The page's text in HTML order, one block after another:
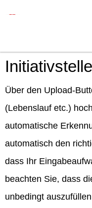
Initiativstelle
Über den Upload-
(Lebenslauf etc.)
automatische
automatisch den
dass Ihr
beachten Sie, dass
unbedingt